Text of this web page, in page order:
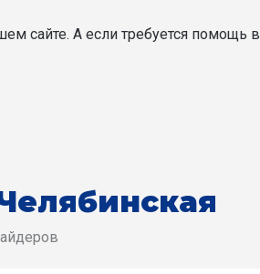
сайте. А если требуется помощь в